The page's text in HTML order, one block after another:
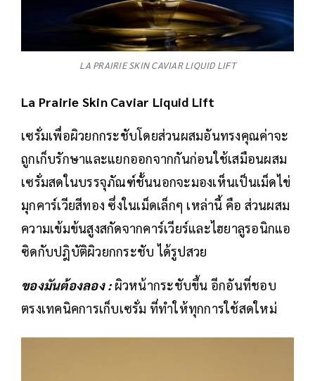
LA PRAIRIE SKIN CAVIAR LIQUID LIFT
La Prairie Skin Caviar Liquid Lift
เซรั่มเพื่อผิวยกกระชับโดยส่วนผสมอันทรงคุณค่าจะ
ถูกเก็บรักษาและแยกออกจากกันก่อนใช้เสมือนผสม
เซรั่มสดในบรรจุภัณฑ์ชั้นนอกจะมองเห็นเป็นเม็ดไข่
มุกคาร์เวียสีทอง ซึ่งในเม็ดเล็กๆ เหล่านี้ คือ ส่วนผสม
ความเข้มข้นสูงสกัดจากคาร์เวียร์และไฮยาลูรอนิกแอ
ซิดกับปฎิบัติผิวยกกระชับ ได้รูปสวย
ของมันต้องลอง : ผิวหน้ากระชับขึ้น อีกอันที่ชอบ
ตรงเทคนิคการเก็บเซรั่ม ที่ทำให้ทุกการใช้สดใหม่